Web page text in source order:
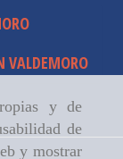
y de
de
y mostrar
VALDEMORO